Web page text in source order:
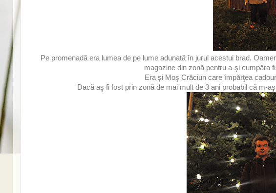
Pe promenadă era lumea de pe lume adunată în jurul acestui brad.
magazine din zonă pentru a-şi cumpăra
Era şi Moş Crăciun care împărţea
Dacă aş fi fost prin zonă de mai mult de 3 ani probabil că m-